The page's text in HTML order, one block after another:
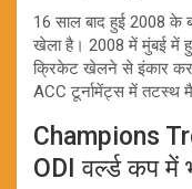
16 साल बाद हुई 2008 के
खेला है। 2008 में मुंबई में
क्रिकेट खेलने से इंकार कर
ACC टूर्नामेंट्स में तटस्थ
Champions
ODI वर्ल्ड कप में